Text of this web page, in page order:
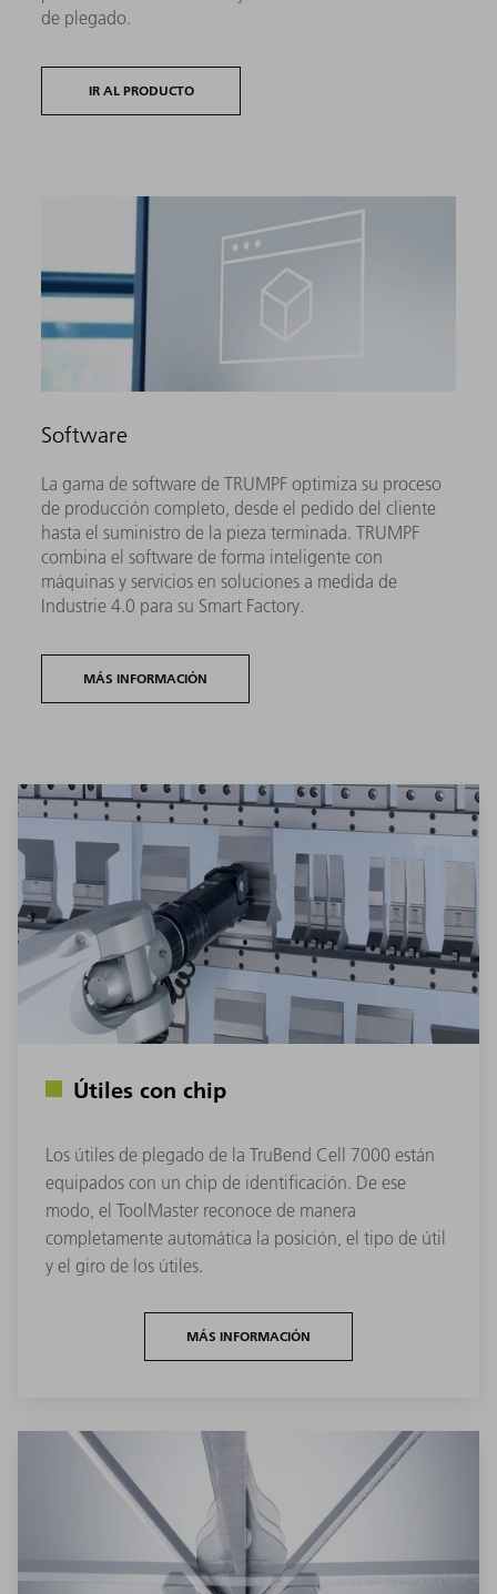
de plegado.
IR AL PRODUCTO
Software
La gama de software de TRUMPF optimiza su proceso
de producción completo, desde el pedido del cliente
hasta el suministro de la pieza terminada. TRUMPF
combina el software de forma inteligente con
máquinas y servicios en soluciones a medida de
Industrie 4.0 para su Smart Factory.
MÁS INFORMACIÓN
Útiles con chip
Los útiles de plegado de la TruBend Cell 7000 están
equipados con un chip de identificación. De ese
modo, el ToolMaster reconoce de manera
completamente automática la posición, el tipo de útil
y el giro de los útiles.
MÁS INFORMACIÓN